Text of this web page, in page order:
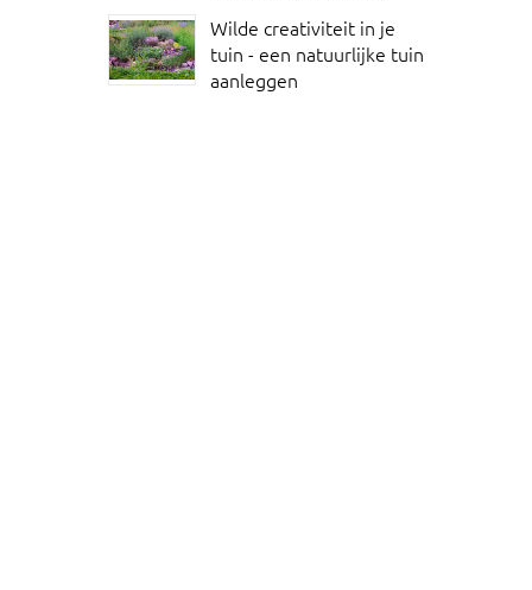
Wilde creativiteit in je
tuin - een natuurlijke tuin
aanleggen